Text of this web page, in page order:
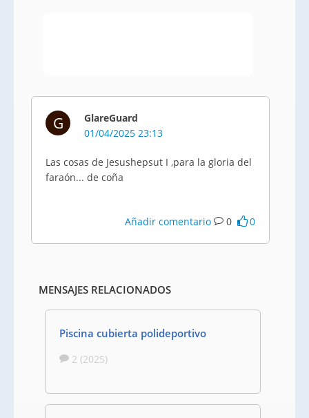
G
GlareGuard
01/04/2025 23:13
Las cosas de Jesushepsut I ,para la gloria del
faraón... de coña
Añadir comentario 0 0
MENSAJES RELACIONADOS
Piscina cubierta polideportivo
2 (2025)